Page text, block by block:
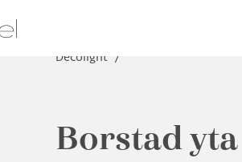
Decolight /
Borstad yta